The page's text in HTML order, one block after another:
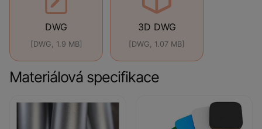
DWG
[DWG, 1.9 MB]
3D DWG
[DWG, 1.07 MB]
Materiálová specifikace